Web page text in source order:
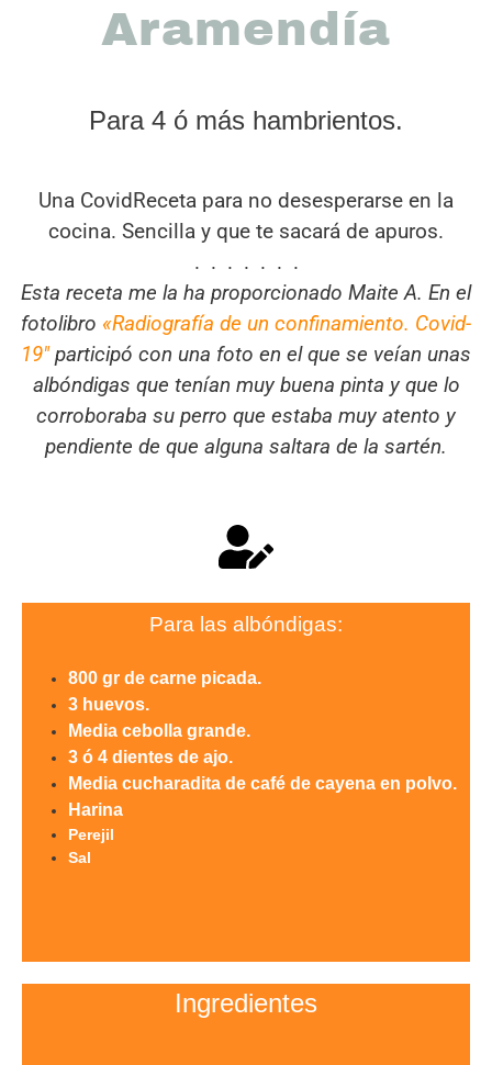
Aramendía
Para 4 ó más hambrientos.
Una CovidReceta para no desesperarse en la
cocina. Sencilla y que te sacará de apuros.
. . . . . . .
Esta receta me la ha proporcionado Maite A. En el
fotolibro «Radiografía de un confinamiento. Covid-
19″participó con una foto en el que se veían unas
albóndigas que tenían muy buena pinta y que lo
corroboraba su perro que estaba muy atento y
pendiente de que alguna saltara de la sartén.
Para las albóndigas:
800 gr de carne picada.
3 huevos.
Media cebolla grande.
3 ó 4 dientes de ajo.
Media cucharadita de café de cayena en polvo.
Harina
Perejil
Sal
Ingredientes